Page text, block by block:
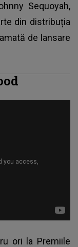
Sequoyah,
din distribuția
de lansare
ori la Premiile